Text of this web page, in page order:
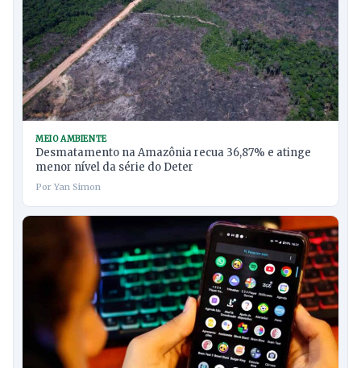
MEIO AMBIENTE
Desmatamento na Amazônia recua 36,87% e atinge
menor nível da série do Deter
Por Yan Simon